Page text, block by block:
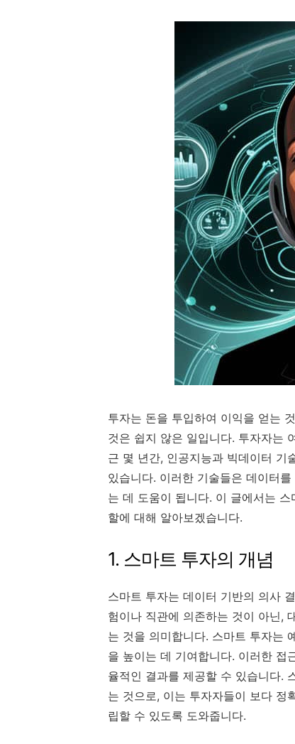
투자는 돈을 투입하여 이익을 얻는
것은 쉽지 않은 일입니다. 투자자는
근 몇 년간, 인공지능과 빅데이터 기
있습니다. 이러한 기술들은 데이터
는 데 도움이 됩니다. 이 글에서는
할에 대해 알아보겠습니다.
1. 스마트 투자의 개념
스마트 투자는 데이터 기반의 의사
험이나 직관에 의존하는 것이 아닌,
는 것을 의미합니다. 스마트 투자는
을 높이는 데 기여합니다. 이러한 접
율적인 결과를 제공할 수 있습니다.
는 것으로, 이는 투자자들이 보다 정
립할 수 있도록 도와줍니다.